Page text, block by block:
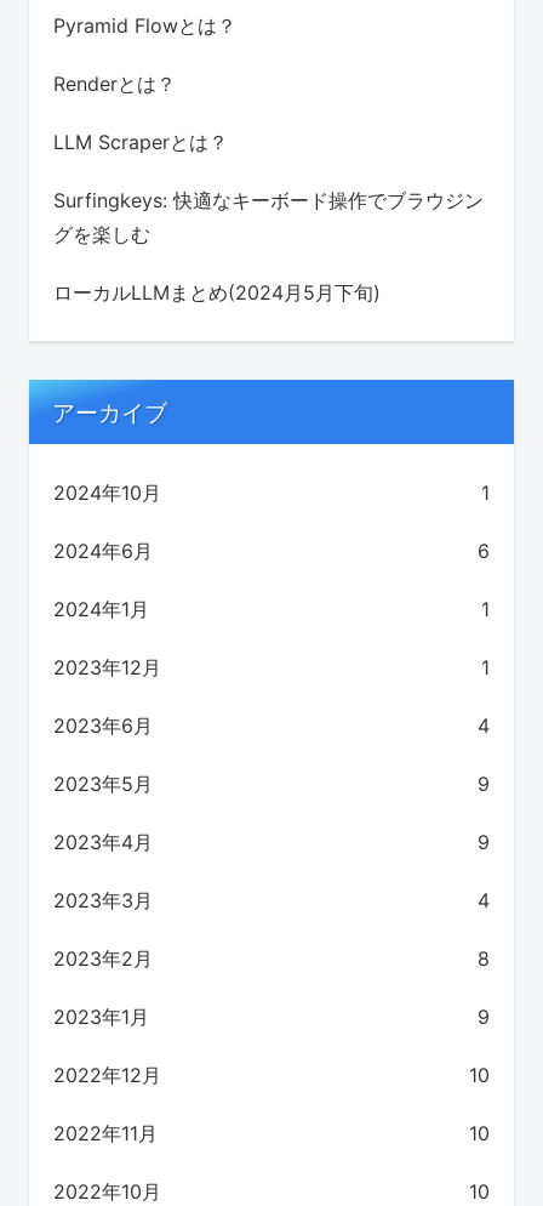
Pyramid Flowとは？
Renderとは？
LLM Scraperとは？
Surfingkeys: 快適なキーボード操作でブラウジン
グを楽しむ
ローカルLLMまとめ(2024月5月下旬)
アーカイブ
2024年10月 1
2024年6月 6
2024年1月 1
2023年12月 1
2023年6月 4
2023年5月 9
2023年4月 9
2023年3月 4
2023年2月 8
2023年1月 9
2022年12月 10
2022年11月 10
2022年10月 10